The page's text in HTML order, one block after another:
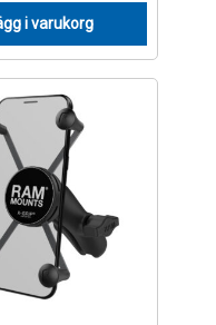
i varukorg